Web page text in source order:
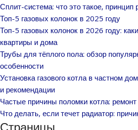
Сплит-система: что это такое, принцип
Топ-5 газовых колонок в 2025 году
Топ-5 газовых колонок в 2026 году:
квартиры и дома
Трубы для тёплого пола: обзор
особенности
Установка газового котла в частном
и рекомендации
Частые причины поломки котла:
Что делать, если течет радиатор:
Страницы